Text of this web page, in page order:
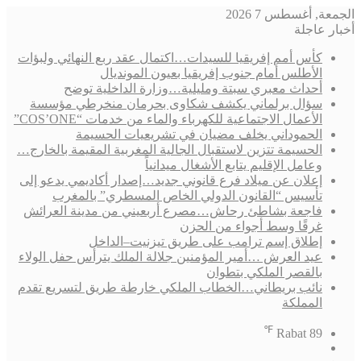
الجمعة, أغسطس 7 2026
أخبار عاجلة
كأس أمم إفريقيا للسيدات…اكتمال عقد ربع النهائي ولبؤات
الأطلس أمام جنوب إفريقيا بعيون المونديال
أحداث معبري سبتة ومليلية…وزارة الداخلية توضح
سؤال برلماني يكشف شكاوى بحرمان منخرطي مؤسسة
الأعمال الاجتماعية للكهرباء والماء من خدمات “COS’ONE”
الحموداني يخلف مضيان في تشريعيات الحسيمة
الحسيمة تتزين لاستقبال الجالية المغربية المقيمة بالخارج…
وعامل الإقليم يتابع الأشغال ميدانياً
إعلان عن ميلاد فرع قانوني جديد…إصدار أكاديمي يدعو إلى
تأسيس “القانون الدولي الخاص المسطري” بالمغرب
فاجعة بشاطئ رحاش…مصرع أربعيني من مدينة العرائش
غرقًا وسط أجواء من الحزن
إطلاق إسم ترامب على طريق تيزنيت–الداخل
عيد العرش …أمير المؤمنين جلالة الملك يترأس حفل الولاء
بالقصر الملكي بتطوان
نائب بريطاني…الخطاب الملكي خارطة طريق لتسريع تقدم
المملكة
Rabat 89
℉